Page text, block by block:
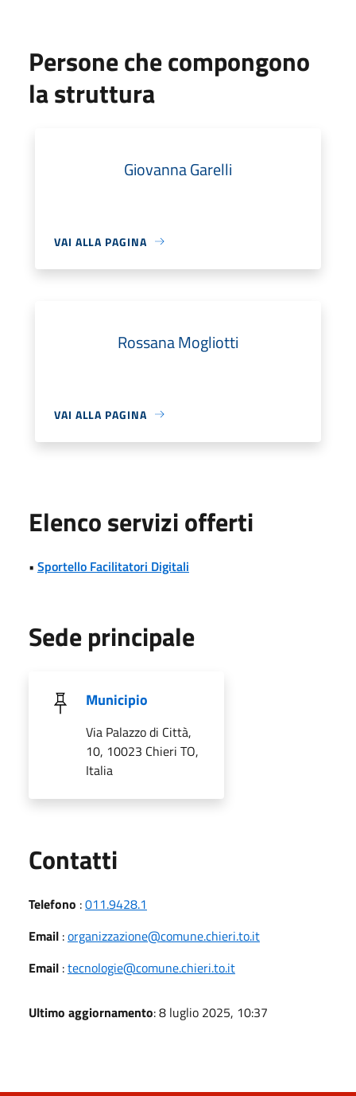
Persone che compongono
la struttura
Giovanna Garelli
VAI ALLA PAGINA
Rossana Mogliotti
VAI ALLA PAGINA
Elenco servizi offerti
• Sportello Facilitatori Digitali
Sede principale
Municipio
Via Palazzo di Città,
10, 10023 Chieri TO,
Italia
Contatti
Telefono :011.9428.1
Email :organizzazione@comune.chieri.to.it
Email :tecnologie@comune.chieri.to.it
Ultimo aggiornamento: 8 luglio 2025, 10:37